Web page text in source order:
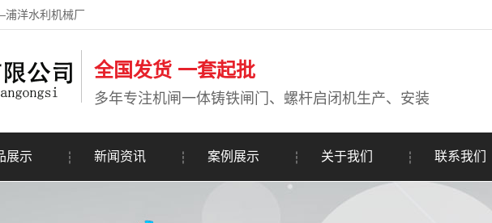
洋水利机械厂
全国发货 一套起批
多年专注机闸一体铸铁闸门、螺杆启闭机生产、安装
展示 新闻资讯 案例展示 关于我们 联系我们